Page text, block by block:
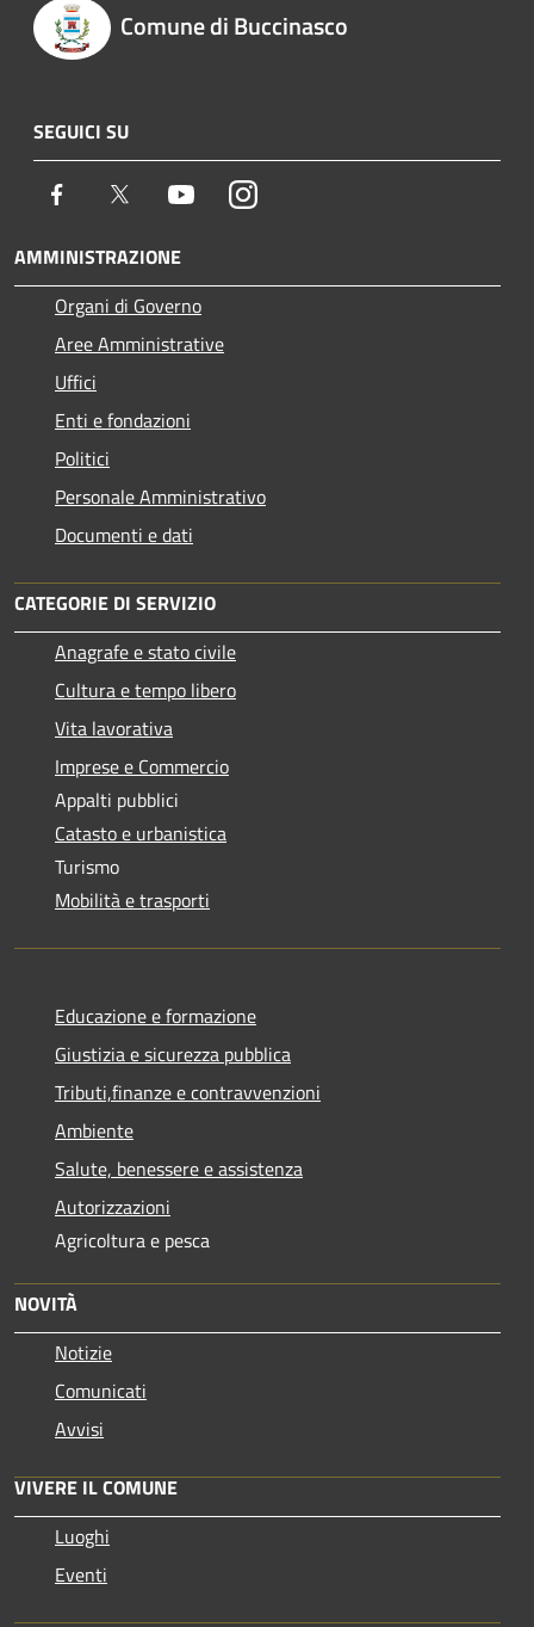
Comune di Buccinasco
SEGUICI SU
Facebook Twitter YoutubeInstagram
AMMINISTRAZIONE
Organi di Governo
Aree Amministrative
Uffici
Enti e fondazioni
Politici
Personale Amministrativo
Documenti e dati
CATEGORIE DI SERVIZIO
Anagrafe e stato civile
Cultura e tempo libero
Vita lavorativa
Imprese e Commercio
Appalti pubblici
Catasto e urbanistica
Turismo
Mobilità e trasporti
Educazione e formazione
Giustizia e sicurezza pubblica
Tributi,finanze e contravvenzioni
Ambiente
Salute, benessere e assistenza
Autorizzazioni
Agricoltura e pesca
NOVITÀ
Notizie
Comunicati
Avvisi
VIVERE IL COMUNE
Luoghi
Eventi